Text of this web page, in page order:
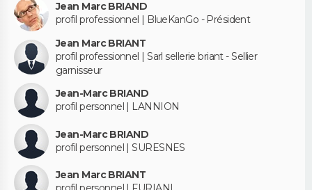
Jean Marc BRIAND
profil professionnel | BlueKanGo - Président
Jean Marc BRIANT
profil professionnel | Sarl sellerie briant - Sellier
garnisseur
Jean-Marc BRIAND
profil personnel | LANNION
Jean-Marc BRIAND
profil personnel | SURESNES
Jean Marc BRIANT